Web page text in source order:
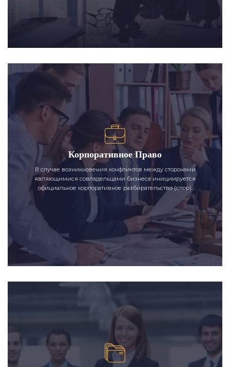
Корпоративное Право
В случае возникновения конфликтов между сторонами
являющимися совладельцами бизнеса инициируется
официальное корпоративное разбирательство (спор).